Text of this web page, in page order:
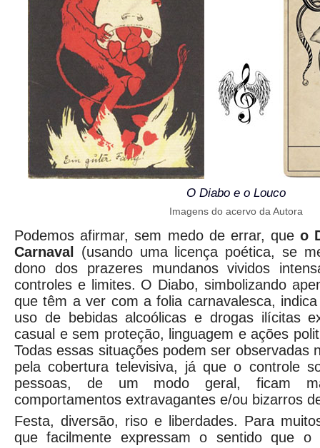
O Diabo e o Louco
Imagens do acervo da Autora
Podemos afirmar, sem medo de errar, que o
Carnaval
(usando uma licença poética, se
dono dos prazeres mundanos vividos
controles e limites. O Diabo, simbolizando
que têm a ver com a folia carnavalesca,
uso de bebidas alcoólicas e drogas ilícitas
casual e sem proteção, linguagem e ações
Todas essas situações podem ser observadas
pela cobertura televisiva, já que o controle
pessoas, de um modo geral, ficam
comportamentos extravagantes e/ou bizarros
Festa, diversão, riso e liberdades. Para
que facilmente expressam o sentido que o